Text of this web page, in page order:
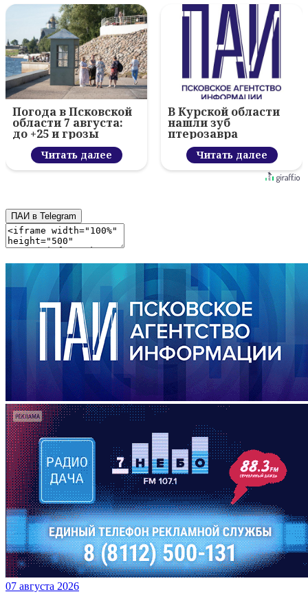
Погода в Псковской
области 7 августа:
до +25 и грозы
Читать далее
В Курской области
нашли зуб
птерозавра
Читать далее
ПАИ в Telegram
07 августа 2026